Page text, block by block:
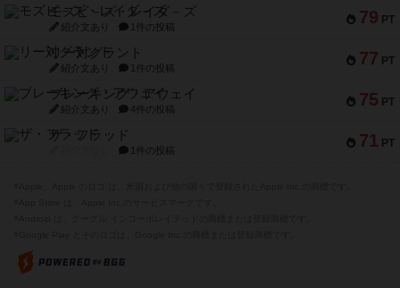
79 PT
モズビ－ズ・レイダ－ズ
紹介文あり 1件の投稿
77 PT
リー対グラント
紹介文あり 1件の投稿
75 PT
ブレーキング・アウェイ
紹介文あり 4件の投稿
71 PT
ザ・フラッド
1件の投稿